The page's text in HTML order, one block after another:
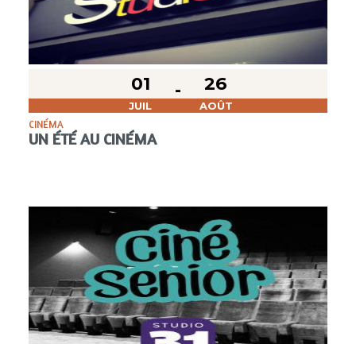
01
JUIL
26
AOÛT
CINÉMA
UN ÉTÉ AU CINÉMA